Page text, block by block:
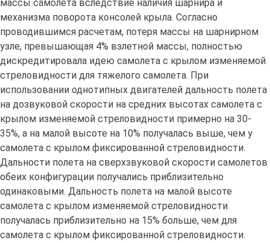
массы самолета вследствие наличия шарнира и
механизма поворота консолей крыла. Согласно
проводившимся расчетам, потеря массы на шарнирном
узле, превышающая 4% взлетной массы, полностью
дискредитировала идею самолета с крылом изменяемой
стреловидности для тяжелого самолета. При
использовании однотипных двигателей дальность полета
на дозвуковой скорости на средних высотах самолета с
крылом изменяемой стреловидности примерно на 30-
35%, а на малой высоте на 10% получалась выше, чем у
самолета с крылом фиксированной стреловидности.
Дальности полета на сверхзвуковой скорости самолетов
обеих конфигурации получались приблизительно
одинаковыми. Дальность полета на малой высоте
самолета с крылом изменяемой стреловидности
получалась приблизительно на 15% больше, чем для
самолета с крылом фиксированной стреловидности.